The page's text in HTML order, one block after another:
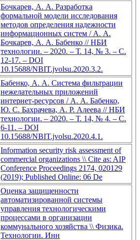
Бочкарев, А. А. Разработка
формальной модели исследования
методов определения надежности
информационных систем / А. А.
Бочкарев, А. А. Бабенко // НБИ
технологии. – 2020. – Т. 14, № 3. – С.
12-17. – DOI
10.15688/NBIT.jvolsu.2020.3.2.
Бабенко, А. А. Система фильтрации
нежелательных приложений
интернет-ресурсов / А. А. Бабенко,
Ю. С. Бахрачева, А. Р. Алеева // НБИ
технологии. – 2020. – Т. 14, № 4. – С.
6-11. – DOI
10.15688/NBIT.jvolsu.2020.4.1.
Information security risk assessment of
commercial organizations \\ Cite as: AIP
Conference Proceedings 2174, 020129
(2019); Published Online: 06 De
Оценка защищенности
автоматизированной системы
управления технологическими
процессами в организации
коммунального хозяйства \\ Физика.
Технологии. Инн